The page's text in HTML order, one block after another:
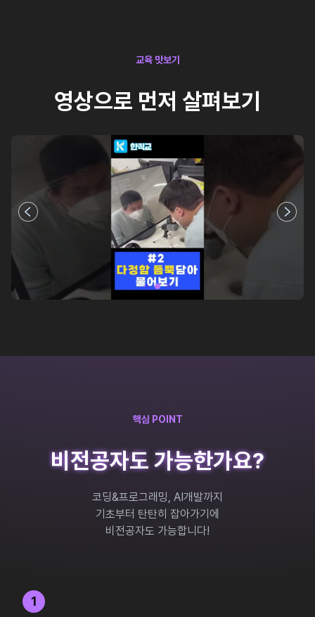
교육 맛보기
영상으로 먼저 살펴보기
핵심 POINT
비전공자도 가능한가요?
코딩&프로그래밍, AI개발까지
기초부터 탄탄히 잡아가기에
비전공자도 가능합니다!
1